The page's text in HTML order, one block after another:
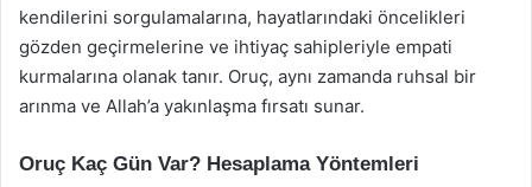
kendilerini sorgulamalarına, hayatlarındaki öncelikleri
gözden geçirmelerine ve ihtiyaç sahipleriyle empati
kurmalarına olanak tanır. Oruç, aynı zamanda ruhsal bir
arınma ve Allah’a yakınlaşma fırsatı sunar.
Oruç Kaç Gün Var? Hesaplama Yöntemleri